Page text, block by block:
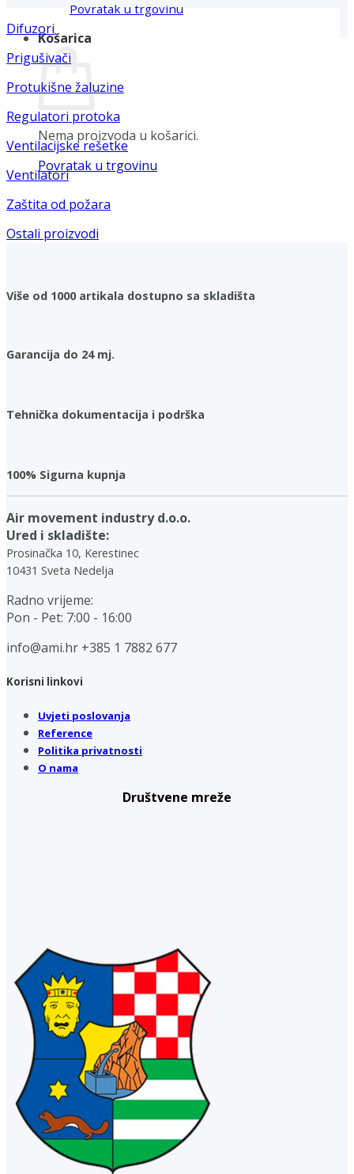
Povratak u trgovinu
Košarica
Nema proizvoda u košarici.
Povratak u trgovinu
Difuzori
Prigušivači
Protukišne žaluzine
Regulatori protoka
Ventilacijske rešetke
Ventilatori
Zaštita od požara
Ostali proizvodi
Više od 1000 artikala dostupno sa skladišta
Garancija do 24 mj.
Tehnička dokumentacija i podrška
100% Sigurna kupnja
Air movement industry d.o.o.
Ured i skladište:
Prosinačka 10, Kerestinec
10431 Sveta Nedelja
Radno vrijeme:
Pon - Pet: 7:00 - 16:00
info@ami.hr +385 1 7882 677
Korisni linkovi
Uvjeti poslovanja
Reference
Politika privatnosti
O nama
Društvene mreže